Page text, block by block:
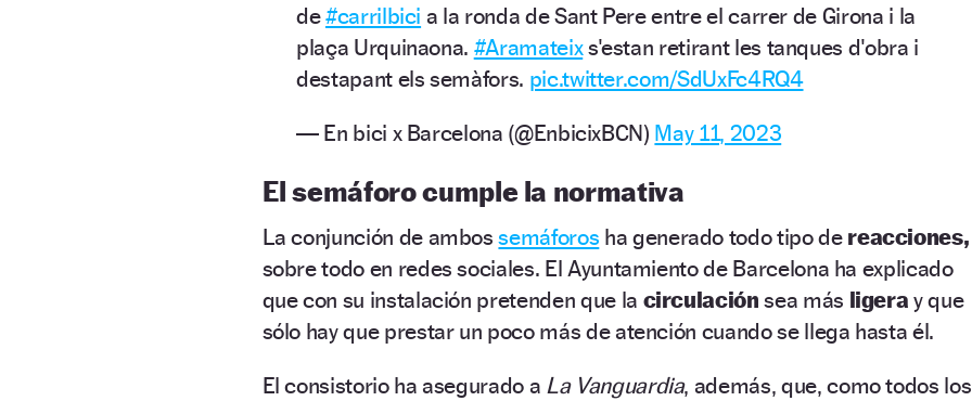
de#carrilbici a la ronda de Sant Pere entre el carrer de Girona i la
plaça Urquinaona. #Aramateixs'estan retirant les tanques d'obra i
destapant els semàfors. pic.twitter.com/SdUxFc4RQ4
— En bici x Barcelona (@EnbicixBCN) May 11, 2023
El semáforo cumple la normativa
La conjunción de ambossemáforos ha generado todo tipo dereacciones,
sobre todo en redes sociales. El Ayuntamiento de Barcelona ha explicado
que con su instalación pretenden que la circulaciónsea más ligeray que
sólo hay que prestar un poco más de atención cuando se llega hasta él.
El consistorio ha asegurado a La Vanguardia, además, que, como todos los